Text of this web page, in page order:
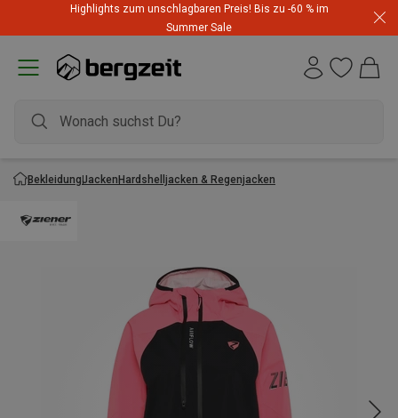
Highlights zum unschlagbaren Preis! Bis zu -60 % im
Summer Sale
BekleidungJackenHardshelljacken & Regenjacken